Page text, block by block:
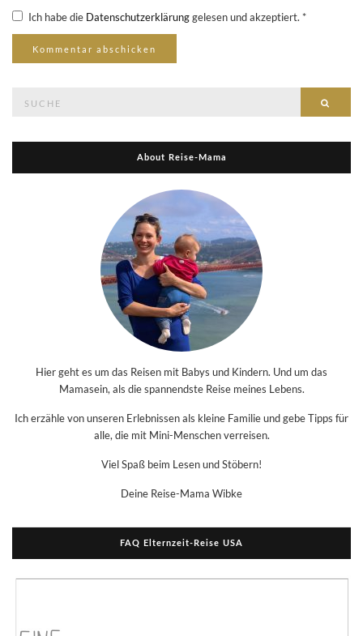
Ich habe die Datenschutzerklärunggelesen und akzeptiert. *
About Reise-Mama
Hier geht es um das Reisen mit Babys und Kindern. Und um das
Mamasein, als die spannendste Reise meines Lebens.
Ich erzähle von unseren Erlebnissen als kleine Familie und gebe Tipps für
alle, die mit Mini-Menschen verreisen.
Viel Spaß beim Lesen und Stöbern!
Deine Reise-Mama Wibke
FAQ Elternzeit-Reise USA